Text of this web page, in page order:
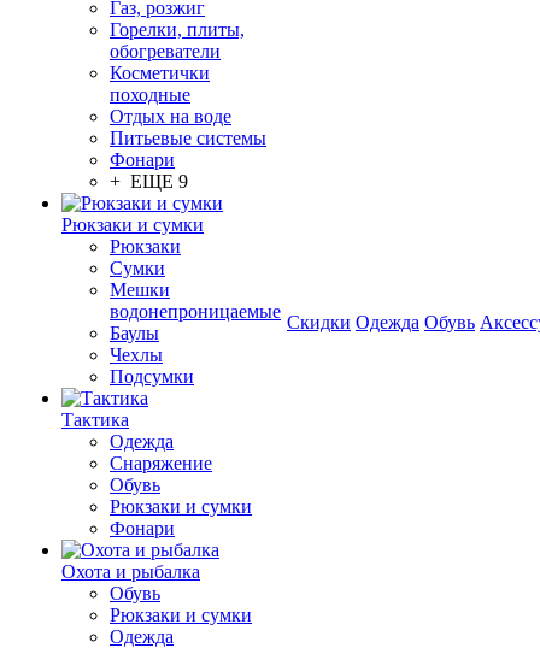
Газ, розжиг
Горелки, плиты,
обогреватели
Косметички
походные
Отдых на воде
Питьевые системы
Фонари
+ ЕЩЕ 9
Рюкзаки и сумки
Рюкзаки
Сумки
Мешки
водонепроницаемые
Баулы
Чехлы
Подсумки
Тактика
Одежда
Снаряжение
Обувь
Рюкзаки и сумки
Фонари
Охота и рыбалка
Обувь
Рюкзаки и сумки
Одежда
Скидки Одежда Обувь